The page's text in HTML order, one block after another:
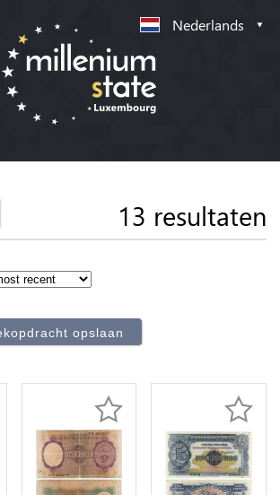
Nederlands
13 resultaten
opslaan